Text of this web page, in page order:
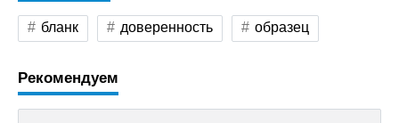
бланк доверенность образец
Рекомендуем